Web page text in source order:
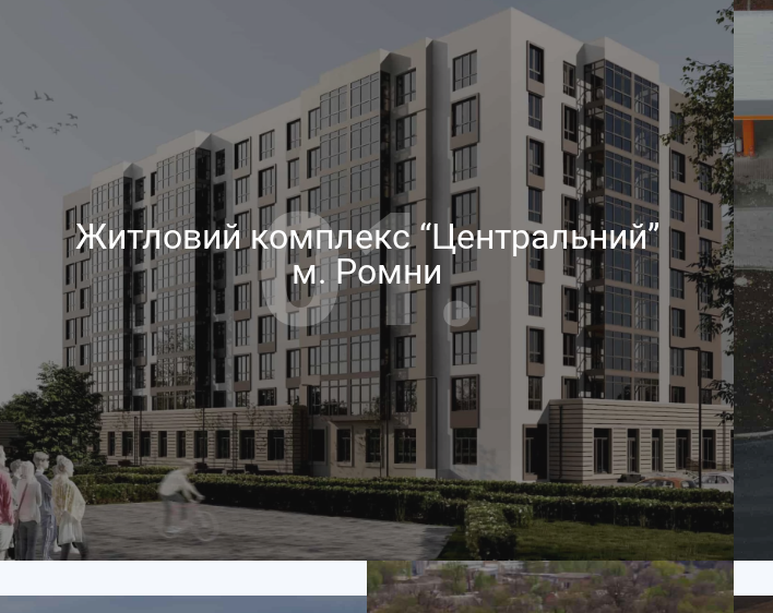
Житловий комплекс “Центральний”
м. Ромни​
01.